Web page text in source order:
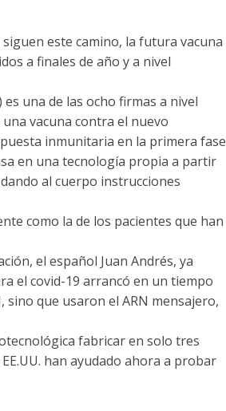
este camino, la futura vacuna
a finales de año y a nivel
una de las ocho firmas a nivel
vacuna contra el nuevo
inmunitaria en la primera fase
en una tecnología propia a partir
al cuerpo instrucciones
como la de los pacientes que han
el español Juan Andrés, ya
el covid-19 arrancó en un tiempo
que usaron el ARN mensajero,
fabricar en solo tres
han ayudado ahora a probar